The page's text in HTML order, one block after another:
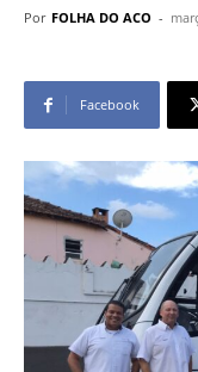
Por FOLHA DO ACO -
Facebook